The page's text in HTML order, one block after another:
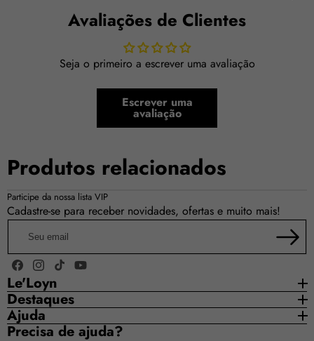
Fragrância feminina oriental-floral sofisticada.
Combinação luxuosa de frutas, flores e notas ambaradas.
Ideal para noites especiais e climas mais amenos ou
frios.
Avaliações de Clientes
Seja o primeiro a escrever uma avaliação
Escrever uma
avaliação
Produtos relacionados
Participe da nossa lista VIP
Cadastre-se para receber novidades, ofertas e muito mais!
email
Facebook
Instagram
TikTokYouTube
Le'Loyn
Destaques
Ajuda
Precisa de ajuda?